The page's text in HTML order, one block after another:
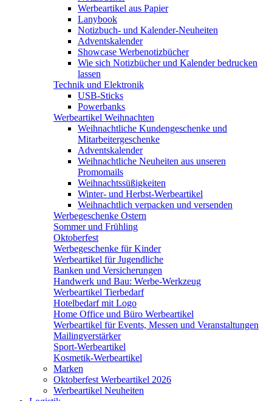
Werbeartikel aus Papier
Lanybook
Notizbuch- und Kalender-Neuheiten
Adventskalender
Showcase Werbenotizbücher
Wie sich Notizbücher und Kalender bedrucken
lassen
Technik und Elektronik
USB-Sticks
Powerbanks
Werbeartikel Weihnachten
Weihnachtliche Kundengeschenke und
Mitarbeitergeschenke
Adventskalender
Weihnachtliche Neuheiten aus unseren
Promomails
Weihnachtssüßigkeiten
Winter- und Herbst-Werbeartikel
Weihnachtlich verpacken und versenden
Werbegeschenke Ostern
Sommer und Frühling
Oktoberfest
Werbegeschenke für Kinder
Werbeartikel für Jugendliche
Banken und Versicherungen
Handwerk und Bau: Werbe-Werkzeug
Werbeartikel Tierbedarf
Hotelbedarf mit Logo
Home Office und Büro Werbeartikel
Werbeartikel für Events, Messen und Veranstaltungen
Mailingverstärker
Sport-Werbeartikel
Kosmetik-Werbeartikel
Marken
Oktoberfest Werbeartikel 2026
Werbeartikel Neuheiten